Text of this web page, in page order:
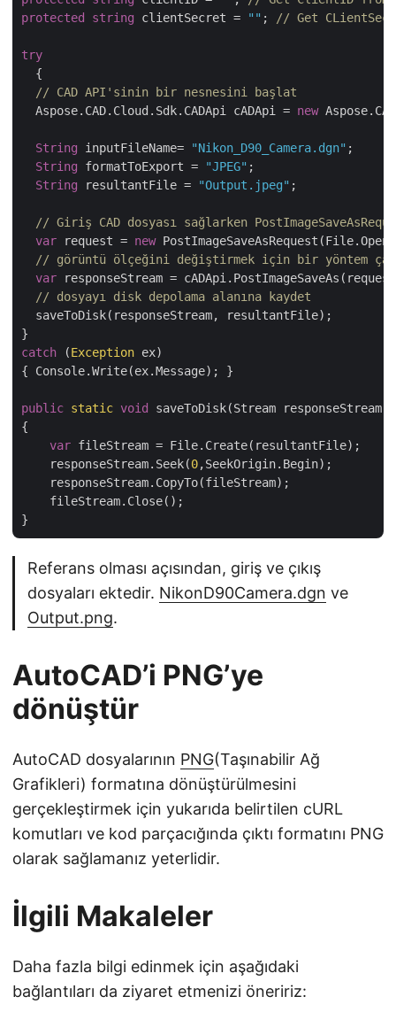
protected
string clientSecret = "" ; // Get
try
  {
// CAD API'sinin bir nesnesini başlat
  Aspose.CAD.Cloud.Sdk.CADApi cADApi =
new
String inputFileName= "Nikon_D90_Camera.dgn" ;
String formatToExport = "JPEG" ;
String resultantFile = "Output.jpeg" ;
// Giriş CAD dosyası sağlarken
var request = new
// görüntü ölçeğini değiştirmek için bir yöntem
var responseStream =
// dosyayı disk depolama alanına kaydet
  saveToDisk(responseStream, resultantFile);
catch (Exception ex)
{ Console.Write(ex.Message); }
public static void
saveToDisk(Stream responseStream,
{
var fileStream = File.Create(resultantFile);
    responseStream.Seek(
0,SeekOrigin.Begin);
    responseStream.CopyTo(fileStream);
    fileStream.Close();
Referans olması açısından, giriş ve çıkış
dosyaları ektedir. NikonD90Camera.dgn ve
Output.png.
AutoCAD’i PNG’ye
dönüştür
AutoCAD dosyalarının PNG(Taşınabilir Ağ
Grafikleri) formatına dönüştürülmesini
gerçekleştirmek için yukarıda belirtilen cURL
komutları ve kod parçacığında çıktı formatını PNG
olarak sağlamanız yeterlidir.
İlgili Makaleler
Daha fazla bilgi edinmek için aşağıdaki
bağlantıları da ziyaret etmenizi öneririz: